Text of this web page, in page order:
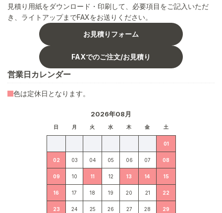
見積り用紙をダウンロード・印刷して、必要項目をご記入いただ
き、ライトアップまでFAXをお送りください。
お見積りフォーム
FAXでのご注文/お見積り
営業日カレンダー
2026年08月
日 月 火 水 木 金 土
01
02 03 04 05 06 07 08
09 10 11 12 13 14 15
16 17 18 19 20 21 22
23 24 25 26 27 28 29
色は定休日となります。